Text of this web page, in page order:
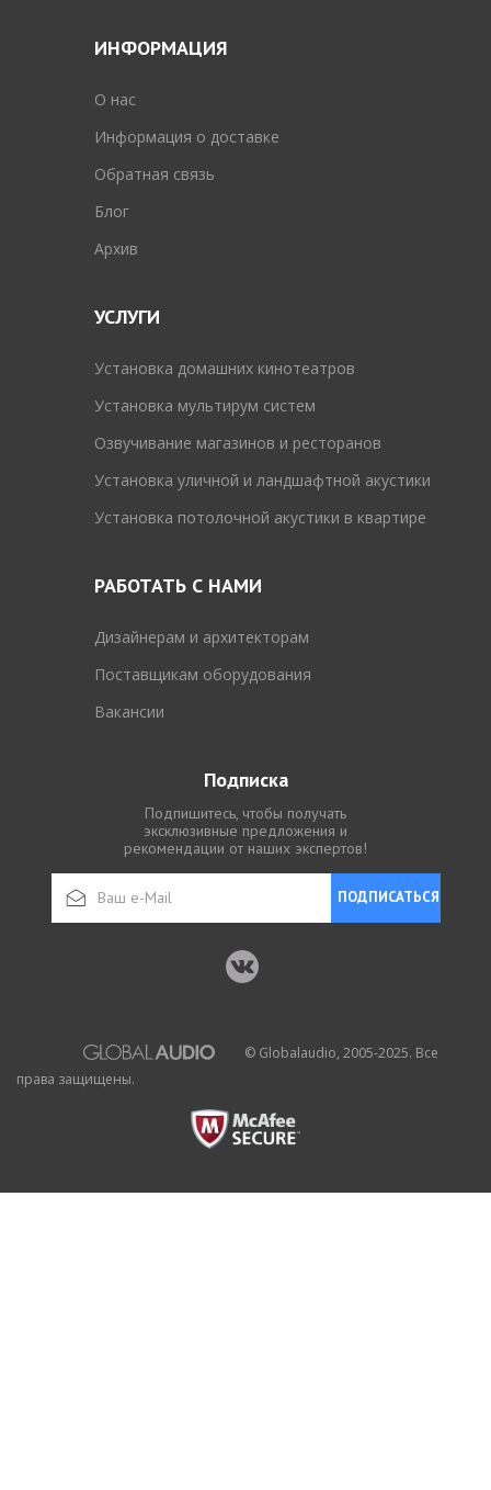
ИНФОРМАЦИЯ
O нас
Информация о доставке
Обратная связь
Блог
Архив
УСЛУГИ
Установка домашних кинотеатров
Установка мультирум систем
Озвучивание магазинов и ресторанов
Установка уличной и ландшафтной акустики
Установка потолочной акустики в квартире
РАБОТАТЬ С НАМИ
Дизайнерам и архитекторам
Поставщикам оборудования
Вакансии
Подписка
Подпишитесь, чтобы получать
эксклюзивные предложения и
рекомендации от наших экспертов!
ПОДПИСАТЬСЯ
© Globalaudio, 2005-2025. Все
права защищены.